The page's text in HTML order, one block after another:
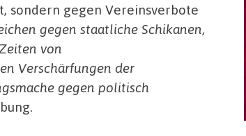
sondern gegen Vereinsverbote
gegen staatliche Schikanen,
von
Verschärfungen der
gegen politisch